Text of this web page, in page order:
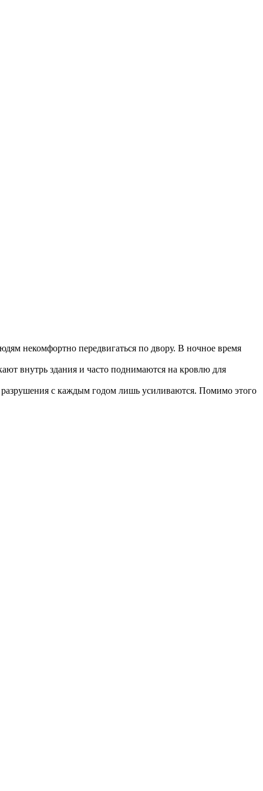
некомфортно передвигаться по двору. В ночное время
внутрь здания и часто поднимаются на кровлю для
с каждым годом лишь усиливаются. Помимо этого